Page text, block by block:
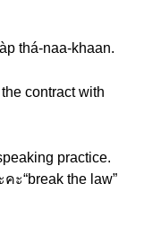
thá-naa-khaan.
contract with
practice.
“break the law”